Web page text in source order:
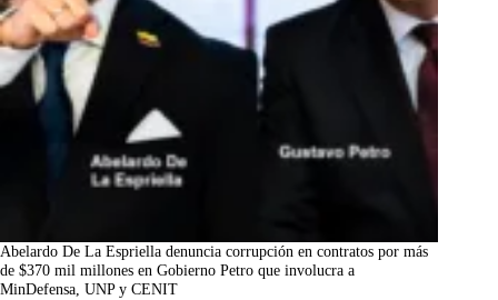
Abelardo De La Espriella denuncia corrupción en contratos por más
de $370 mil millones en Gobierno Petro que involucra a
MinDefensa, UNP y CENIT